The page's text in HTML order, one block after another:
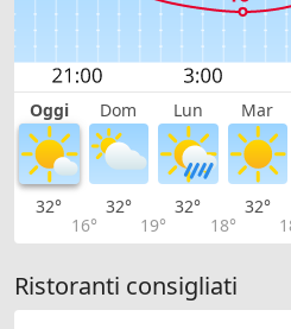
Oggi Dom Lun Mar
32°
16°
32°
19°
32°
18°
32°
Ristoranti consigliati